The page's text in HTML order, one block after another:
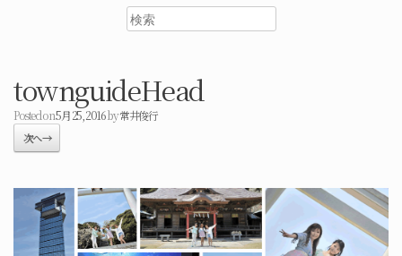
townguideHead
Posted on5月 25, 2016by常井俊行
次へ →